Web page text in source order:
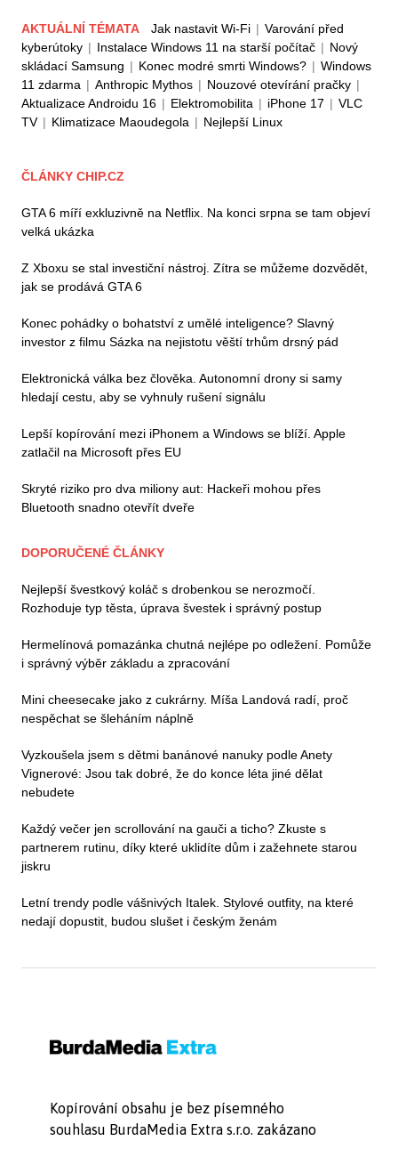
AKTUÁLNÍ TÉMATA Jak nastavit Wi-Fi | Varování před
kyberútoky | Instalace Windows 11 na starší počítač | Nový
skládací Samsung | Konec modré smrti Windows? | Windows
11 zdarma | Anthropic Mythos | Nouzové otevírání pračky |
Aktualizace Androidu 16 | Elektromobilita | iPhone 17 | VLC
TV | Klimatizace Maoudegola | Nejlepší Linux
ČLÁNKY CHIP.CZ
GTA 6 míří exkluzivně na Netflix. Na konci srpna se tam objeví
velká ukázka
Z Xboxu se stal investiční nástroj. Zítra se můžeme dozvědět,
jak se prodává GTA 6
Konec pohádky o bohatství z umělé inteligence? Slavný
investor z filmu Sázka na nejistotu věští trhům drsný pád
Elektronická válka bez člověka. Autonomní drony si samy
hledají cestu, aby se vyhnuly rušení signálu
Lepší kopírování mezi iPhonem a Windows se blíží. Apple
zatlačil na Microsoft přes EU
Skryté riziko pro dva miliony aut: Hackeři mohou přes
Bluetooth snadno otevřít dveře
DOPORUČENÉ ČLÁNKY
Nejlepší švestkový koláč s drobenkou se nerozmočí.
Rozhoduje typ těsta, úprava švestek i správný postup
Hermelínová pomazánka chutná nejlépe po odležení. Pomůže
i správný výběr základu a zpracování
Mini cheesecake jako z cukrárny. Míša Landová radí, proč
nespěchat se šleháním náplně
Vyzkoušela jsem s dětmi banánové nanuky podle Anety
Vignerové: Jsou tak dobré, že do konce léta jiné dělat
nebudete
Každý večer jen scrollování na gauči a ticho? Zkuste s
partnerem rutinu, díky které uklidíte dům i zažehnete starou
jiskru
Letní trendy podle vášnivých Italek. Stylové outfity, na které
nedají dopustit, budou slušet i českým ženám
Kopírování obsahu je bez písemného
souhlasu BurdaMedia Extra s.r.o. zakázano